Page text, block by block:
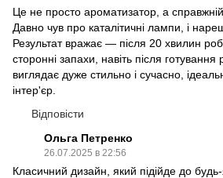
Це не просто ароматизатор, а
Давно чув про каталітичні лампи, і
Результат вражає — після 20 хвилин
сторонні запахи, навіть після
виглядає дуже стильно і сучасно,
інтер'єр.
Відповісти
Ольга Петренко
26.07.2025 в 22:56
Класичний дизайн, який підійде до будь-